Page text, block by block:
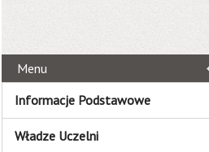
Menu
Informacje Podstawowe
Władze Uczelni